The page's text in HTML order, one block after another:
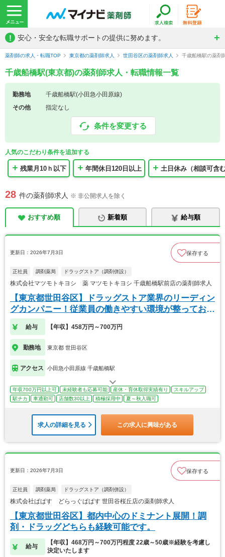
! 安心・安全な転職サポートの提供に努めます。
薬剤師の求人・転職TOP 東京都の薬剤師求人 世田谷区の薬剤師求人 千歳船橋駅の薬剤
千歳船橋駅(東京都)の薬剤師求人・転職情報一覧
勤務地
千歳船橋駅(小田急小田原線)
その他
指定なし
条件を変更する
人気のこだわり条件を追加する
残業月10ｈ以下 年間休日120日以上 土日休み（相談可含
28 件の薬剤師求人 ※ 非公開求人を除く
おすすめ順 新着順 給与順
更新日：2026年7月3日 保存する
正社員 調剤薬局 ドラッグストア（調剤併設）
株式会社マツモトキヨシ 薬 マツモトキヨシ 千歳船橋駅前店の薬剤師求人
【東京都世田谷区】ドラッグストア業界のリーディン
グカンパニー！従業員の働きやすい環境が整っており
ます
給与 【年収】458万円～700万円
勤務地 東京都 世田谷区
アクセス 小田急小田原線 千歳船橋駅
年収700万円以上可 未経験者も応募可能 産休・育休取得実績有り
スキルアップ
駅チカ
車通勤可 店舗数30以上 積極採用中 夏～秋入職可
求人の詳細を見る この求人に興味がある
更新日：2026年7月3日 保存する
正社員 調剤薬局 ドラッグストア（調剤併設）
株式会社ぱぱす どらっぐぱぱす 世田谷桜丘店の薬剤師求人
【東京都世田谷区】都内中心のドミナント展開！調
剤・ドラッグどちらも経験可能です。
給与
【年収】468万円～700万円程度 22歳～50歳※経験を考慮し
決定いたします